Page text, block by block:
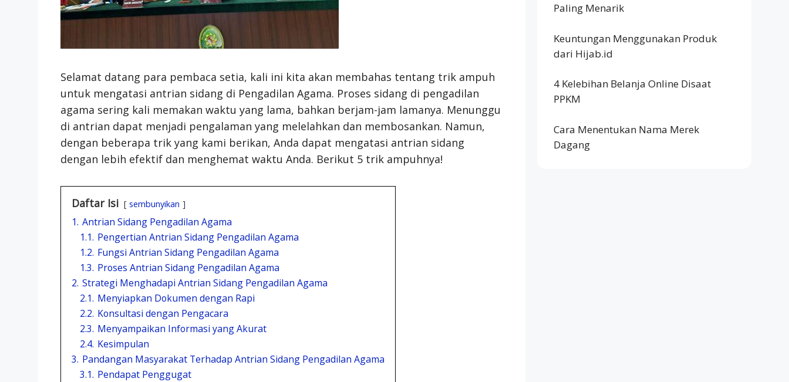
Selamat datang para pembaca setia, kali ini kita akan membahas tentang trik ampuh
untuk mengatasi antrian sidang di Pengadilan Agama. Proses sidang di pengadilan
agama sering kali memakan waktu yang lama, bahkan berjam-jam lamanya. Menunggu
di antrian dapat menjadi pengalaman yang melelahkan dan membosankan. Namun,
dengan beberapa trik yang kami berikan, Anda dapat mengatasi antrian sidang
dengan lebih efektif dan menghemat waktu Anda. Berikut 5 trik ampuhnya!
Daftar Isi sembunyikan
1. Antrian Sidang Pengadilan Agama
1.1. Pengertian Antrian Sidang Pengadilan Agama
1.2. Fungsi Antrian Sidang Pengadilan Agama
1.3. Proses Antrian Sidang Pengadilan Agama
2. Strategi Menghadapi Antrian Sidang Pengadilan Agama
2.1. Menyiapkan Dokumen dengan Rapi
2.2. Konsultasi dengan Pengacara
2.3. Menyampaikan Informasi yang Akurat
2.4. Kesimpulan
3. Pandangan Masyarakat Terhadap Antrian Sidang Pengadilan Agama
3.1. Pendapat Penggugat
Paling Menarik
Keuntungan Menggunakan Produk
dari Hijab.id
4 Kelebihan Belanja Online Disaat
PPKM
Cara Menentukan Nama Merek
Dagang